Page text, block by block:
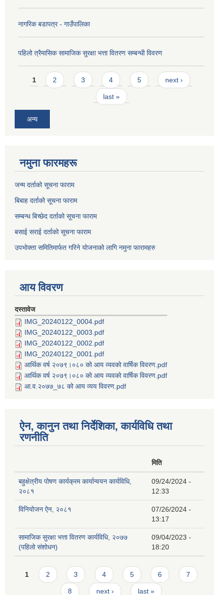
नागरिक बडापत्र - गाउँपालिका
पहिलो त्रैमासिक सामाजिक सुरक्षा भत्ता वितरण सम्बन्धी विवरण
Pages
1 2 3 4 5 next ›
last »
अन्य
नमुना फारमहरू
जन्म दर्ताको सूचना फाराम
बिबाह दर्ताको सूचना फाराम
सम्बन्ध बिच्छेद दर्ताको सूचना फाराम
बसाई सराई दर्ताको सूचना फाराम
उपभोक्ता समितिमार्फत गरिने योजनाको लागि नमुना फारामहरु
आय विवरण
दस्तावेज
IMG_20240122_0004.pdf
IMG_20240122_0003.pdf
IMG_20240122_0002.pdf
IMG_20240122_0001.pdf
आर्थिक वर्ष २०७९।०८० को आय व्यवको वार्षिक विवरण.pdf
आर्थिक वर्ष २०७९।०८० को आय व्यवको वार्षिक विवरण.pdf
आ.व.२०७७_७८ को आय व्यय विवरण.pdf
ऐन, कानुन तथा निर्देशिका, कार्यविधि तथा
रणनीति
मिति
बहुक्षेत्रीय पोषण कार्यक्रम कार्यान्वयन कार्यविधि,
२०८१
09/24/2024 -
12:33
विनियोजन ऐन, २०८१
07/26/2024 -
13:17
सामाजिक सुरक्षा भत्ता वितरण कार्यविधि, २०७७
(पहिलो संशोधन)
09/04/2023 -
18:20
Pages
1 2 3 4 5 6 7
8 next › last »